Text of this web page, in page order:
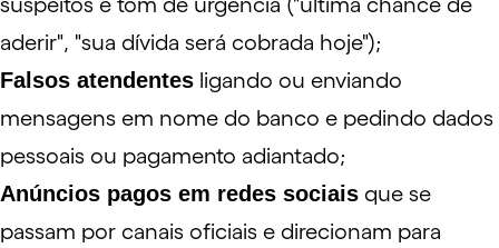
aderir", "sua dívida será cobrada hoje");
Falsos atendentes ligando ou enviando
mensagens em nome do banco e pedindo dados
pessoais ou pagamento adiantado;
Anúncios pagos em redes sociais que se
passam por canais oficiais e direcionam para